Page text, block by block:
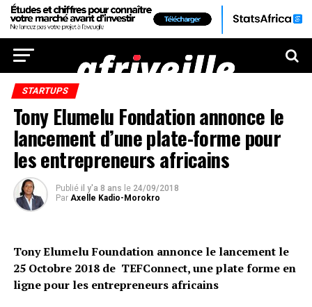
STARTUPS
Tony Elumelu Fondation annonce le
lancement d’une plate-forme pour
les entrepreneurs africains
Publié il y'a 8 ans le 24/09/2018
Par Axelle Kadio-Morokro
Tony Elumelu Foundation annonce le lancement le
25 Octobre 2018 de TEFConnect, une plate forme en
ligne pour les entrepreneurs africains